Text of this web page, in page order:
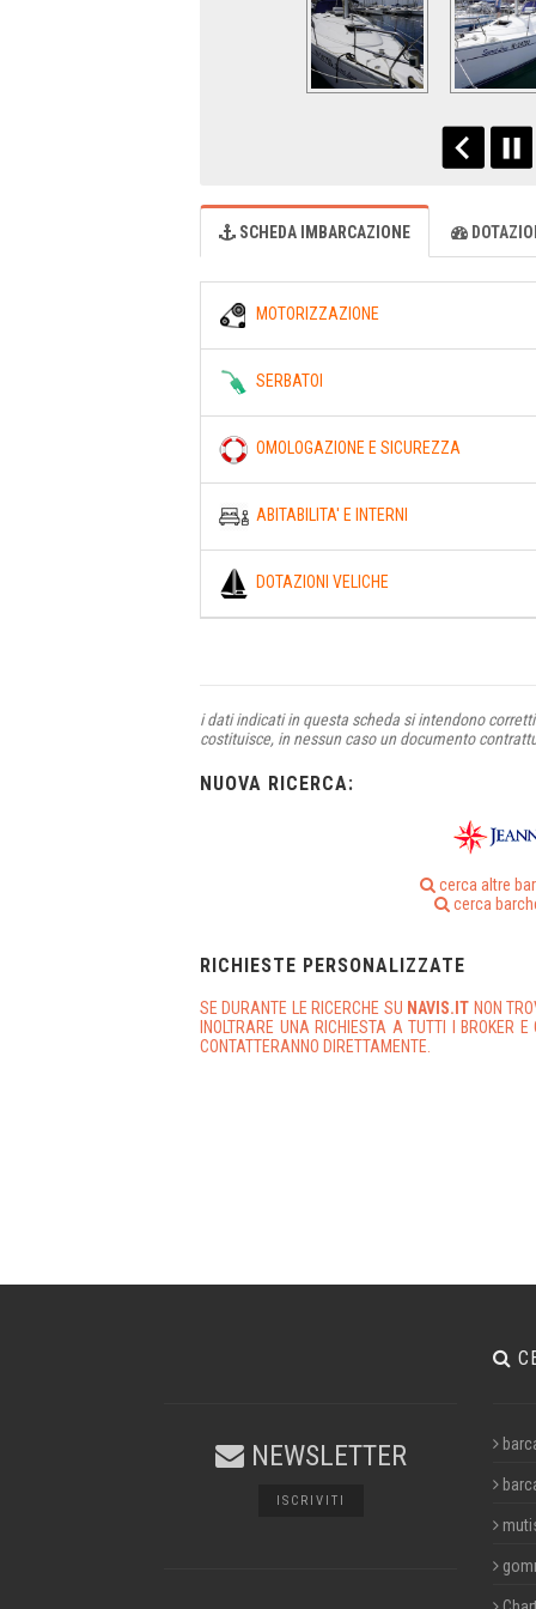
SCHEDA IMBARCAZIONE
MOTORIZZAZIONE
SERBATOI
OMOLOGAZIONE E SICUREZZA
ABITABILITA' E INTERNI
DOTAZIONI VELICHE
i dati indicati in questa scheda si intendono
costituisce, in nessun caso un documento
NUOVA RICERCA:
cerca altre
cerca
RICHIESTE PERSONALIZZATE
SE DURANTE LE RICERCHE SU NAVIS.IT NON
INOLTRARE UNA RICHIESTA A TUTTI I BROKER
CONTATTERANNO DIRETTAMENTE.
NEWSLETTER
ISCRIVITI